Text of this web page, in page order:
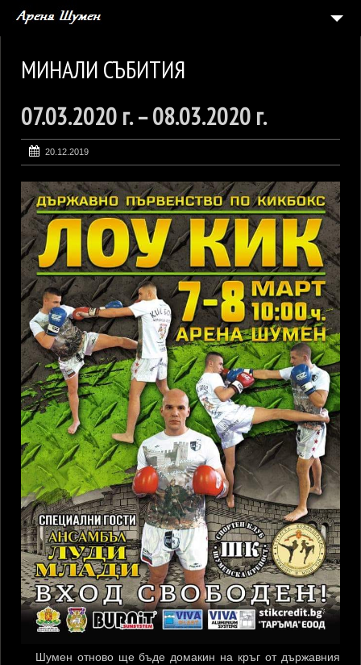
СЪБИТИЯ
АРЕНАТА
ГАЛЕРИЯ
КОНТАКТИ
МИНАЛИ СЪБИТИЯ
07.03.2020 г. – 08.03.2020 г.
20.12.2019
Шумен отново ще бъде домакин на кръг от държавния